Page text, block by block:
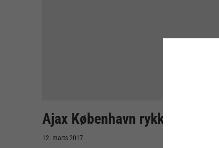
Ajax København rykker op i
12. marts 2017